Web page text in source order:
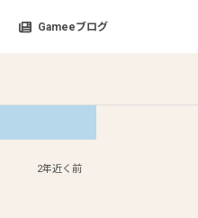
Gameeブログ
2年近く前